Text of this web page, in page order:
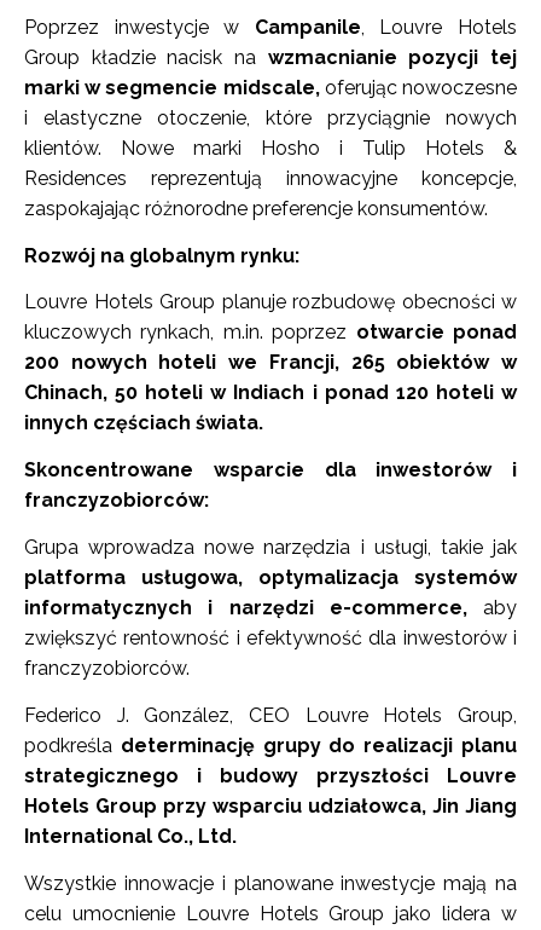
Poprzez inwestycje w Campanile, Louvre Hotels
Group kładzie nacisk na wzmacnianie pozycji tej
marki w segmencie midscale, oferując nowoczesne
i elastyczne otoczenie, które przyciągnie nowych
klientów. Nowe marki Hosho i Tulip Hotels &
Residences reprezentują innowacyjne koncepcje,
zaspokajając różnorodne preferencje konsumentów.
Rozwój na globalnym rynku:
Louvre Hotels Group planuje rozbudowę obecności w
kluczowych rynkach, m.in. poprzez otwarcie ponad
200 nowych hoteli we Francji, 265 obiektów w
Chinach, 50 hoteli w Indiach i ponad 120 hoteli w
innych częściach świata.
Skoncentrowane wsparcie dla inwestorów i
franczyzobiorców:
Grupa wprowadza nowe narzędzia i usługi, takie jak
platforma usługowa, optymalizacja systemów
informatycznych i narzędzi e-commerce,aby
zwiększyć rentowność i efektywność dla inwestorów i
franczyzobiorców.
Federico J. González, CEO Louvre Hotels Group,
podkreśla determinację grupy do realizacji planu
strategicznego i budowy przyszłości Louvre
Hotels Group przy wsparciu udziałowca, Jin Jiang
International Co., Ltd.
Wszystkie innowacje i planowane inwestycje mają na
celu umocnienie Louvre Hotels Group jako lidera w